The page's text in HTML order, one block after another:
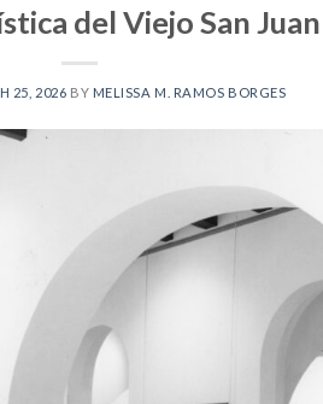
del Viejo San
25, 2026 BY MELISSA M. RAMOS BORGES